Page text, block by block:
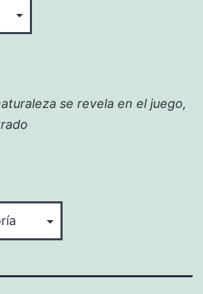
se revela en el juego,